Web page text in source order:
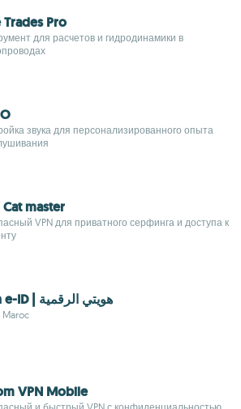
Trades Pro
для расчетов и гидродинамики в
звука для персонализированного опыта
Cat master
VPN для приватного серфинга и доступа к
Mon e-ID | هويتي الرقمية
Maroc
VPN Mobile